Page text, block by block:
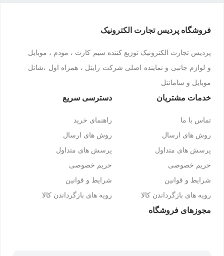
فروشگاه پردیس تجارت الکترونیک
پردیس تجارت الکترونیک توزیع کننده سیم کارت ، مودم ، موبایل
و لوازم جانبی و نماینده اصلی شرکت رایتل ، همراه اول ،شاتل
موبایل و سامانتل
خدمات مشتریان
تماس با ما
روش های ارسال
پرسش های متداول
حریم خصوصی
شرایط و قوانین
رویه های بازگرداندن کالا
دسترسی سریع
راهنمای خرید
روش های ارسال
پرسش های متداول
حریم خصوصی
شرایط و قوانین
رویه های بازگرداندن کالا
مجوزهای فروشگاه